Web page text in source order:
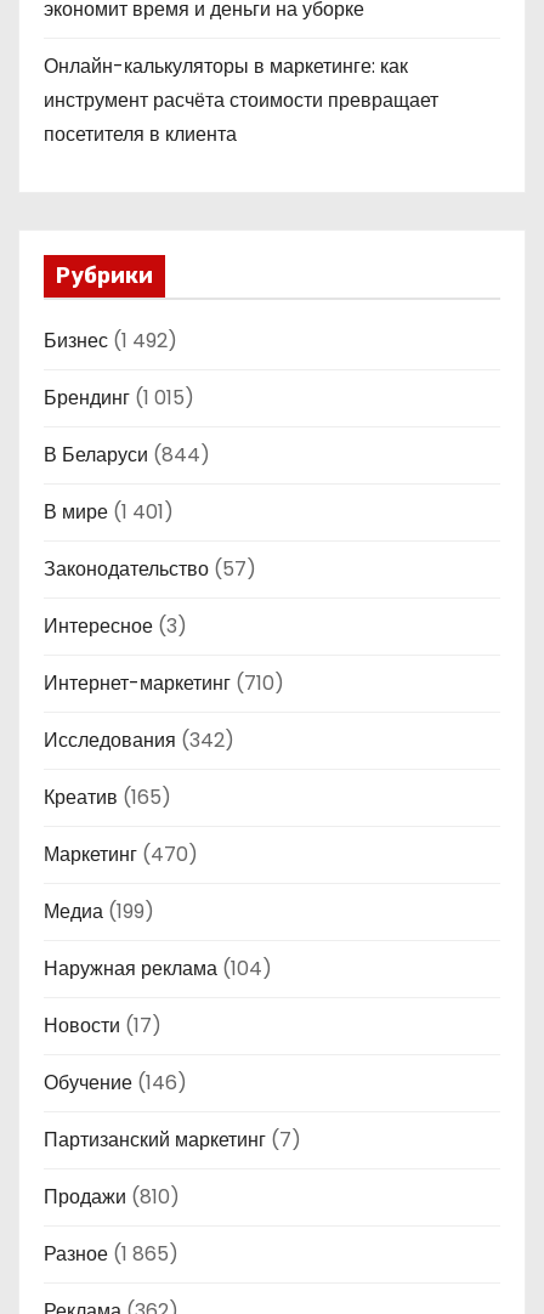
экономит время и деньги на уборке
Онлайн-калькуляторы в маркетинге: как
инструмент расчёта стоимости превращает
посетителя в клиента
Рубрики
Бизнес (1 492)
Брендинг (1 015)
В Беларуси (844)
В мире (1 401)
Законодательство (57)
Интересное (3)
Интернет-маркетинг (710)
Исследования (342)
Креатив (165)
Маркетинг (470)
Медиа (199)
Наружная реклама (104)
Новости (17)
Обучение (146)
Партизанский маркетинг (7)
Продажи (810)
Разное (1 865)